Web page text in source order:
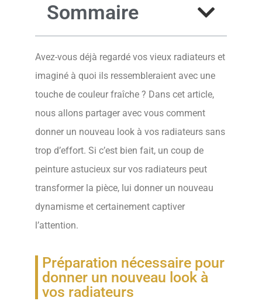
Sommaire
Avez-vous déjà regardé vos vieux radiateurs et
imaginé à quoi ils ressembleraient avec une
touche de couleur fraîche ? Dans cet article,
nous allons partager avec vous comment
donner un nouveau look à vos radiateurs sans
trop d’effort. Si c’est bien fait, un coup de
peinture astucieux sur vos radiateurs peut
transformer la pièce, lui donner un nouveau
dynamisme et certainement captiver
l’attention.
Préparation nécessaire pour
donner un nouveau look à
vos radiateurs